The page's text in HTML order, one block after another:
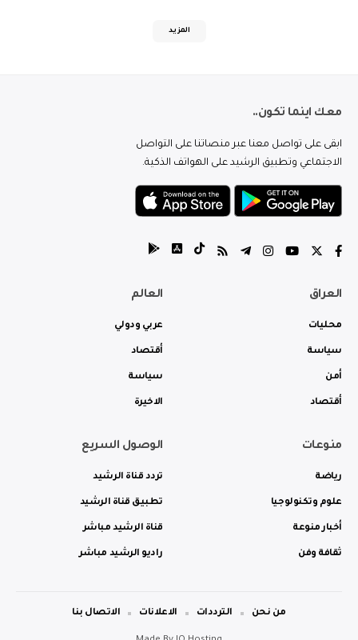
المزيد
معك اينما تكون..
ابقى على تواصل معنا عبر منصاتنا على التواصل
الاجتماعي وتطبيق الرشيد على الهواتف الذكية.
العراق
محليات
سياسة
أمن
أقتصاد
العالم
عربي ودولي
أقتصاد
سياسة
الاخيرة
منوعات
رياضة
علوم وتكنولوجيا
أخبار منوعة
ثقافة وفن
الوصول السريع
تردد قناة الرشيد
تطبيق قناة الرشيد
قناة الرشيد مباشر
راديو الرشيد مباشر
من نحن الترددات الاعلانات الاتصال بنا